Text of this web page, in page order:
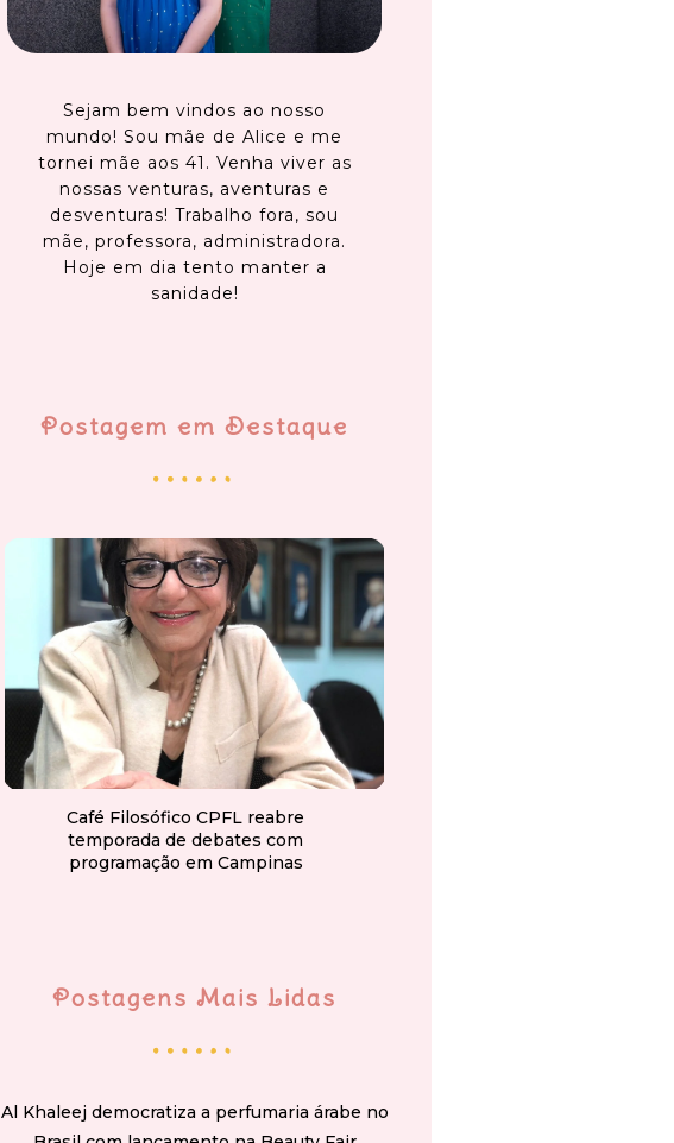
Sejam bem vindos ao nosso
mundo! Sou mãe de Alice e me
tornei mãe aos 41. Venha viver as
nossas venturas, aventuras e
desventuras! Trabalho fora, sou
mãe, professora, administradora.
Hoje em dia tento manter a
sanidade!
Postagem em Destaque
Café Filosófico CPFL reabre
temporada de debates com
programação em Campinas
Postagens Mais Lidas
Al Khaleej democratiza a perfumaria árabe no